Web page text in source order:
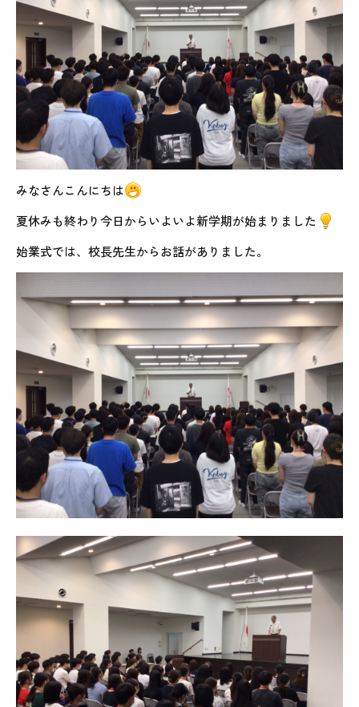
みなさんこんにちは
夏休みも終わり今日からいよいよ新学期が始まりました
始業式では、校長先生からお話がありました。